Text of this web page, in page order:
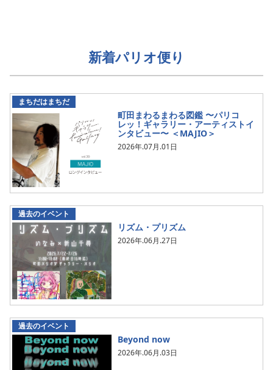
新着パリオ便り
まちだはまちだ
町田まわるまわる図鑑 〜パリコ
レッ！ギャラリー・アーティストイ
ンタビュー〜 ＜MAJIO＞
2026年.07月.01日
過去のイベント
リズム・プリズム
2026年.06月.27日
過去のイベント
Beyond now
2026年.06月.03日